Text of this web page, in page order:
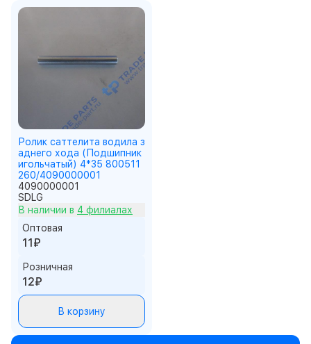
Ролик саттелита водила з
аднего хода (Подшипник
игольчатый) 4*35 800511
260/4090000001
4090000001
SDLG
В наличии в 4 филиалах
Оптовая
11₽
Розничная
12₽
В корзину